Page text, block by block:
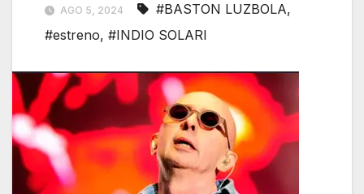
AGO 5, 2024 #BASTON LUZBOLA,
#estreno, #INDIO SOLARI